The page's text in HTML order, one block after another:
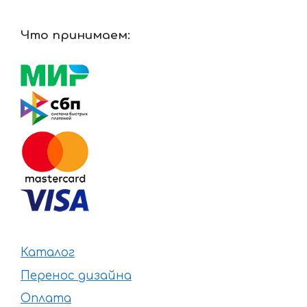
Что принимаем:
Каталог
Перенос дизайна
Оплата